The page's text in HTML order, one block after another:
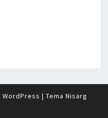
WordPress | Tema Nisarg